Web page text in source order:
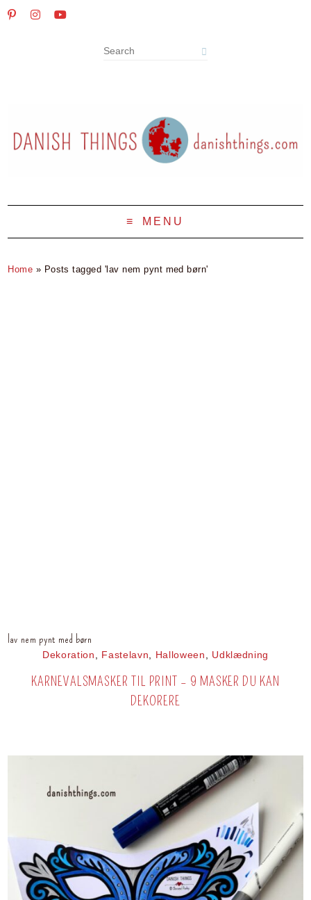
MENU
Home » Posts tagged 'lav nem pynt med børn'
lav nem pynt med børn
Dekoration , Fastelavn, Halloween , Udklædning
KARNEVALSMASKER TIL PRINT – 9 MASKER DU KAN
DEKORERE